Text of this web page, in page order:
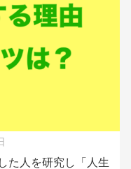
た人を研究し「人生